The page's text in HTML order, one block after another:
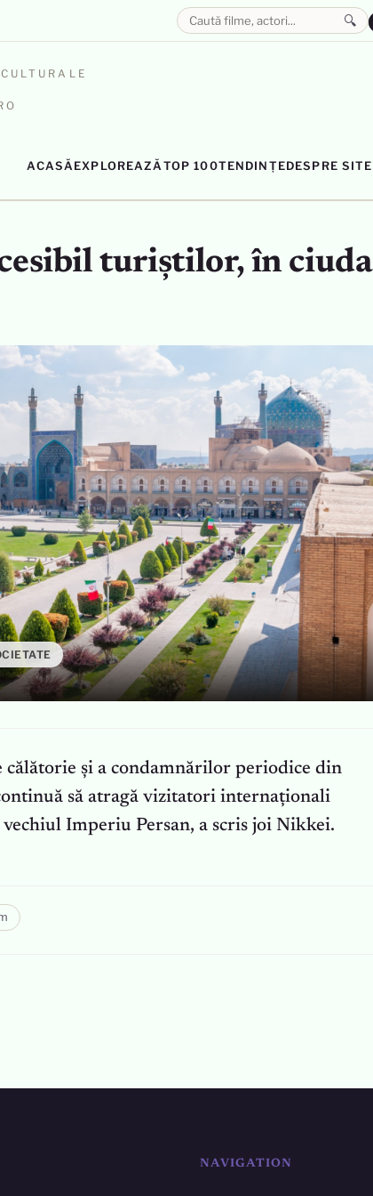
ACASĂ EXPLOREAZĂ TOP 100TENDINȚEDESPRE SITE
🔍
turiștilor, în ciuda
călătorie și a condamnărilor periodice din
să atragă vizitatori internaționali
Imperiu Persan, a scris joi Nikkei.
NAVIGATION